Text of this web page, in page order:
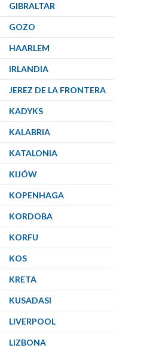
GIBRALTAR
GOZO
HAARLEM
IRLANDIA
JEREZ DE LA FRONTERA
KADYKS
KALABRIA
KATALONIA
KIJÓW
KOPENHAGA
KORDOBA
KORFU
KOS
KRETA
KUSADASI
LIVERPOOL
LIZBONA